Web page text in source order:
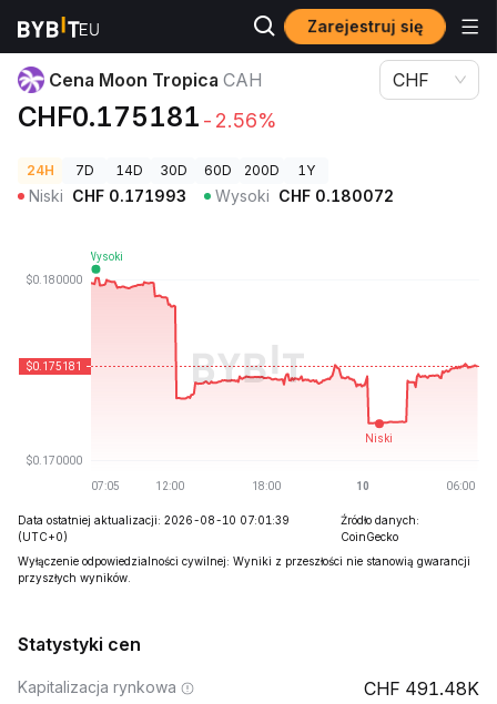
Zarejestruj się
Ceny kryptowalut Cena Moon Tropica CAH
Cena Moon Tropica CAH
CHF0.175181 -2.56%
CHF
24H 7D 14D 30D 60D 200D 1Y
Niski CHF 0.171993 Wysoki CHF 0.180072
Data ostatniej aktualizacji: 2026-08-10 07:01:39
(UTC+0)
Źródło danych:
CoinGecko
Wyłączenie odpowiedzialności cywilnej: Wyniki z przeszłości nie stanowią gwarancji
przyszłych wyników.
Statystyki cen
Kapitalizacja rynkowa 491.48K